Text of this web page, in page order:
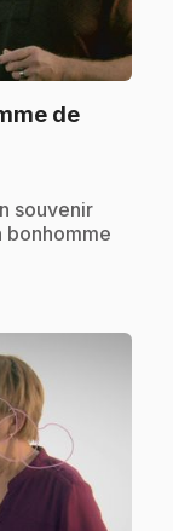
de
souvenir
bonhomme